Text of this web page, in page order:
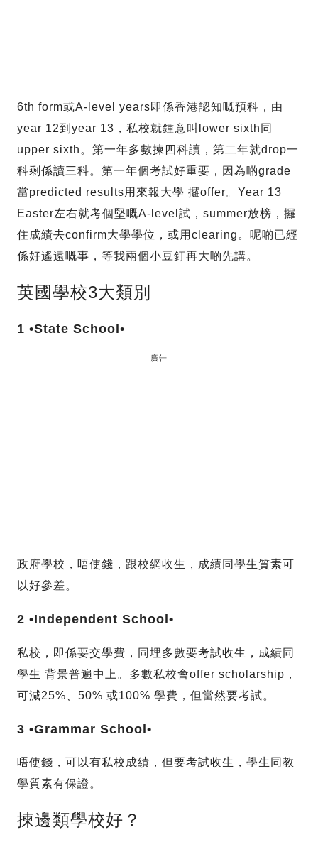
6th form或A-level years即係香港認知嘅預科，由
year 12到year 13，私校就鍾意叫lower sixth同
upper sixth。第一年多數揀四科讀，第二年就drop一
科剩係讀三科。第一年個考試好重要，因為啲grade
當predicted results用來報大學 攞offer。Year 13
Easter左右就考個堅嘅A-level試，summer放榜，攞
住成績去confirm大學學位，或用clearing。呢啲已經
係好遙遠嘅事，等我兩個小豆釘再大啲先講。
英國學校3大類別
1 •State School•
廣告
政府學校，唔使錢，跟校網收生，成績同學生質素可
以好參差。
2 •Independent School•
私校，即係要交學費，同埋多數要考試收生，成績同
學生 背景普遍中上。多數私校會offer scholarship，
可減25%、50% 或100% 學費，但當然要考試。
3 •Grammar School•
唔使錢，可以有私校成績，但要考試收生，學生同教
學質素有保證。
揀邊類學校好？